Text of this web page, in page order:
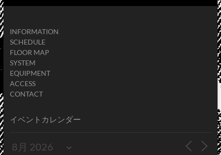
INFORMATION
SCHEDULE
FLOOR MAP
SYSTEM
EQUIPMENT
ACCESS
CONTACT
イベントカレンダー